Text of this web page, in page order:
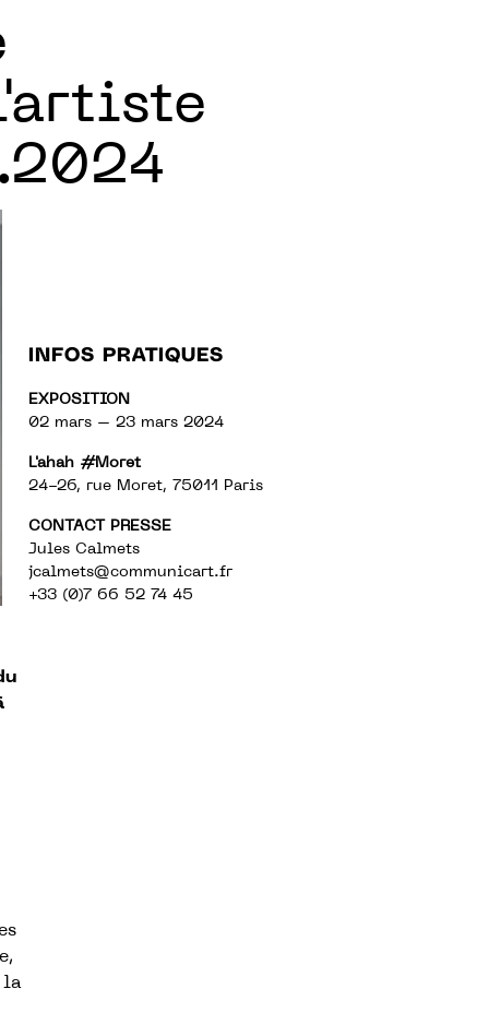
INFOS PRATIQUES
EXPOSITION
02 mars – 23 mars 2024
L'ahah #Moret
24-26, rue Moret, 75011 Paris
CONTACT PRESSE
Jules Calmets
jcalmets@communicart.fr
+33 (0)7 66 52 74 45
la